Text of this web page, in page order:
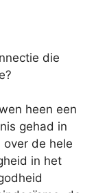
die
heen een
gehad in
de hele
in het